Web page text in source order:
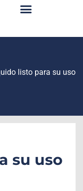
listo para su uso
su uso